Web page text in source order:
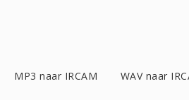
MP3 naar IRCAM WAV naar